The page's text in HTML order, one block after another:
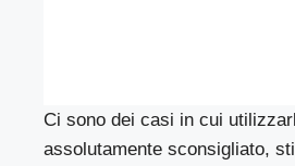
Ci sono dei casi in cui
assolutamente sconsigliato,